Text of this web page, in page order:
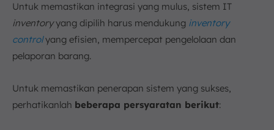
Untuk memastikan integrasi yang mulus, sistem IT
inventoryyang dipilih harus mendukung inventory
controlyang efisien, mempercepat pengelolaan dan
pelaporan barang.
Untuk memastikan penerapan sistem yang sukses,
perhatikanlah beberapa persyaratan berikut: